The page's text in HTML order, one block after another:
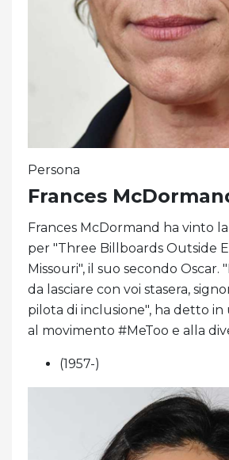
Persona
Frances
Frances McDormand ha vinto
per "Three Billboards Outside
Missouri", il suo secondo Oscar.
da lasciare con voi stasera,
pilota di inclusione", ha detto
al movimento #MeToo e alla
(1957-)